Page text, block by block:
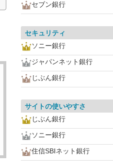
セブン銀行
セキュリティ
ソニー銀行
ジャパンネット銀行
じぶん銀行
サイトの使いやすさ
じぶん銀行
ソニー銀行
住信SBIネット銀行